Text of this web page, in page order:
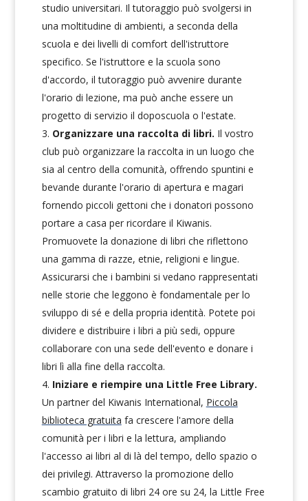
studio universitari. Il tutoraggio può svolgersi in
una moltitudine di ambienti, a seconda della
scuola e dei livelli di comfort dell'istruttore
specifico. Se l'istruttore e la scuola sono
d'accordo, il tutoraggio può avvenire durante
l'orario di lezione, ma può anche essere un
progetto di servizio il doposcuola o l'estate.
Organizzare una raccolta di libri. Il vostro
club può organizzare la raccolta in un luogo che
sia al centro della comunità, offrendo spuntini e
bevande durante l'orario di apertura e magari
fornendo piccoli gettoni che i donatori possono
portare a casa per ricordare il Kiwanis.
Promuovete la donazione di libri che riflettono
una gamma di razze, etnie, religioni e lingue.
Assicurarsi che i bambini si vedano rappresentati
nelle storie che leggono è fondamentale per lo
sviluppo di sé e della propria identità. Potete poi
dividere e distribuire i libri a più sedi, oppure
collaborare con una sede dell'evento e donare i
libri lì alla fine della raccolta.
Iniziare e riempire una Little Free Library.
Un partner del Kiwanis International, Piccola
biblioteca gratuita fa crescere l'amore della
comunità per i libri e la lettura, ampliando
l'accesso ai libri al di là del tempo, dello spazio o
dei privilegi. Attraverso la promozione dello
scambio gratuito di libri 24 ore su 24, la Little Free